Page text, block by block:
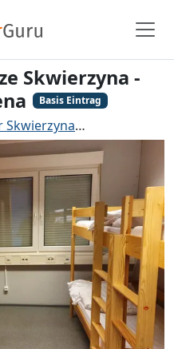
Skwierzyna -
Basis Eintrag